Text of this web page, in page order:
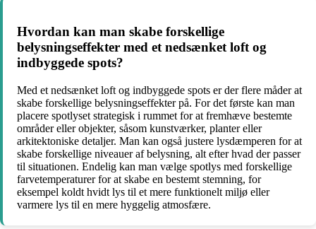
Hvordan kan man skabe forskellige
belysningseffekter med et nedsænket loft og
indbyggede spots?
Med et nedsænket loft og indbyggede spots er der flere måder at
skabe forskellige belysningseffekter på. For det første kan man
placere spotlyset strategisk i rummet for at fremhæve bestemte
områder eller objekter, såsom kunstværker, planter eller
arkitektoniske detaljer. Man kan også justere lysdæmperen for at
skabe forskellige niveauer af belysning, alt efter hvad der passer
til situationen. Endelig kan man vælge spotlys med forskellige
farvetemperaturer for at skabe en bestemt stemning, for
eksempel koldt hvidt lys til et mere funktionelt miljø eller
varmere lys til en mere hyggelig atmosfære.